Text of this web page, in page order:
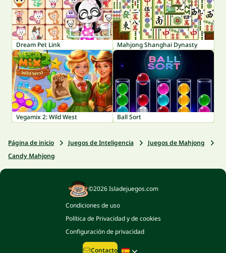
Dream Pet Link Mahjong Shanghai Dynasty
Vegamix 2: Wild West Ball Sort
Página de inicio Juegos de Inteligencia
Juegos de Mahjong
Candy Mahjong
©2026 Isladejuegos.com
Condiciones de uso
Política de Privacidad y de cookies
Configuración de privacidad
Contacto